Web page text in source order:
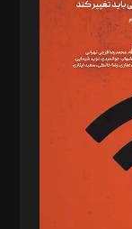
سروش کرمیان،
فتحی